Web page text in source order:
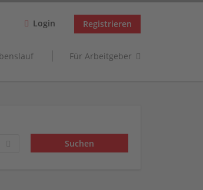
Login Registrieren
Für Arbeitgeber